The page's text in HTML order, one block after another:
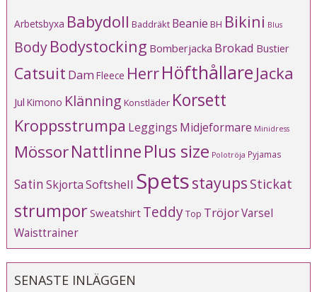
Arbetsbyxa Babydoll Baddräkt Beanie BH Bikini Blus
BodyBodystocking Bomberjacka Brokad Bustier
Catsuit Dam Fleece HerrHöfthållare Jacka
Jul Kimono Klänning Konstläder Korsett
Kroppsstrumpa Leggings Midjeformare Minidress
MössorNattlinnePlus size Polotröja Pyjamas
SatinSkjortaSoftshell Spetsstayups Stickat
strumporSweatshirt TeddyTop TröjorVarsel
Waisttrainer
SENASTE INLÄGGEN